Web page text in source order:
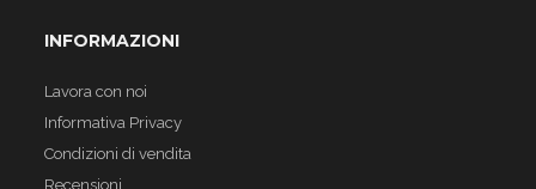
INFORMAZIONI
Lavora con noi
Informativa Privacy
Condizioni di vendita
Recensioni